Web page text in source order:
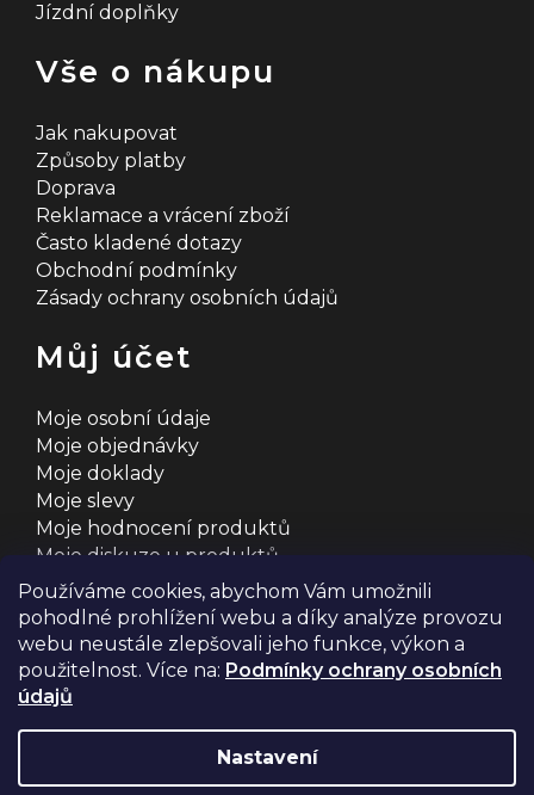
Používáme cookies, abychom Vám umožnili
pohodlné prohlížení webu a díky analýze provozu
webu neustále zlepšovali jeho funkce, výkon a
použitelnost. Více na: Podmínky ochrany osobních
údajů
Nastavení
Jízdní doplňky
Vše o nákupu
Jak nakupovat
Způsoby platby
Doprava
Reklamace a vrácení zboží
Často kladené dotazy
Obchodní podmínky
Zásady ochrany osobních údajů
Můj účet
Moje osobní údaje
Moje objednávky
Moje doklady
Moje slevy
Moje hodnocení produktů
Moje diskuze u produktů
Shoptet s ❤️ vyšperkovalo